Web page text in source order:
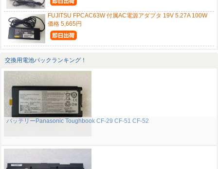
FUJITSU FPCAC63W 付属AC電源アダプタ 19V 5.27A 100W
価格 5,665円
交換用電池パックランキング！
バッテリーPanasonic Toughbook CF-29 CF-51 CF-52